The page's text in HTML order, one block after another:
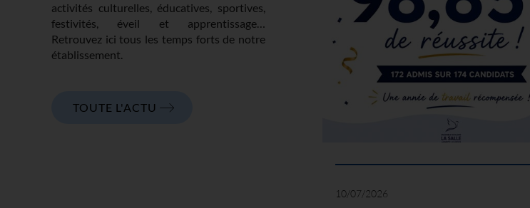
activités culturelles, éducatives, sportives,
festivités, éveil et apprentissage…
Retrouvez ici tous les temps forts de notre
établissement.
TOUTE L'ACTU
10/07/2026